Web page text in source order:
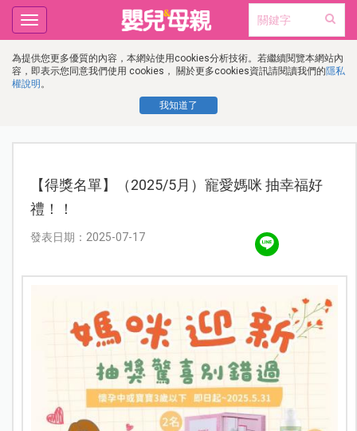
為提供您更多優質的內容，本網站使用cookies分析技術。若繼續閱覽本網站內
容，即表示您同意我們使用 cookies， 關於更多cookies資訊請閱讀我們的隱私
權說明 。
我知道了
Toggle
navigation
【得獎名單】（2025/5月）寵愛媽咪 抽幸福好
禮！！
發表日期：2025-07-17